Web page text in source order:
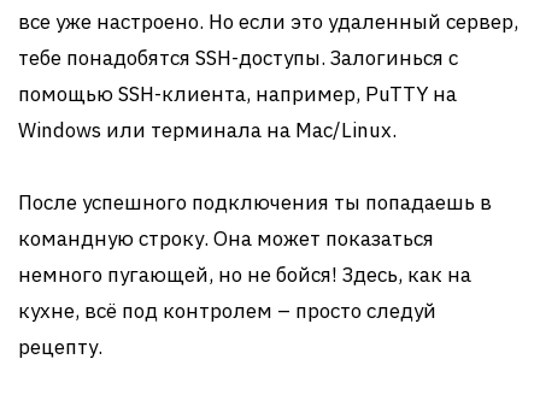
все уже настроено. Но если это удаленный сервер,
тебе понадобятся SSH-доступы. Залогинься с
помощью SSH-клиента, например, PuTTY на
Windows или терминала на Mac/Linux.
После успешного подключения ты попадаешь в
командную строку. Она может показаться
немного пугающей, но не бойся! Здесь, как на
кухне, всё под контролем – просто следуй
рецепту.